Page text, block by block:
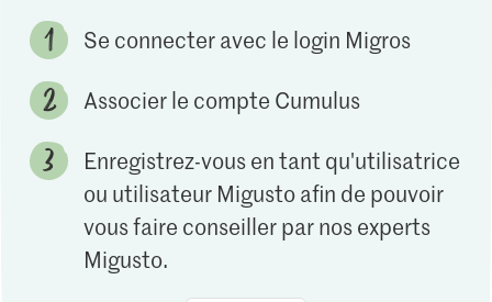
Se connecter avec le login Migros
Associer le compte Cumulus
Enregistrez-vous en tant qu'utilisatrice
ou utilisateur Migusto afin de pouvoir
vous faire conseiller par nos experts
Migusto.